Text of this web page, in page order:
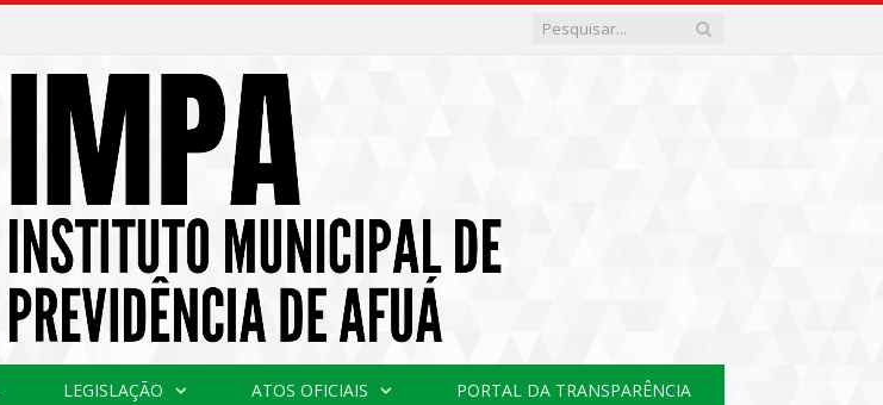
LEGISLAÇÃO ATOS OFICIAIS PORTAL DA TRANSPARÊNCIA